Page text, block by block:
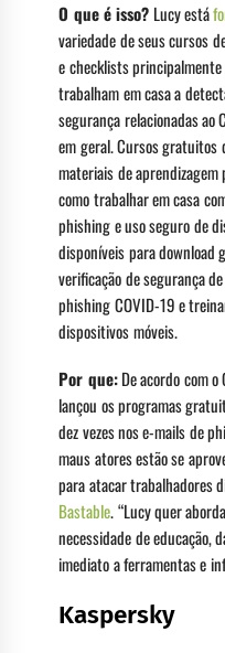
O que é isso? Lucy está
variedade de seus cursos
e checklists
trabalham em casa a
segurança relacionadas ao
em geral. Cursos
materiais de
como trabalhar em casa
phishing e uso seguro de
disponíveis para
verificação de segurança
phishing COVID-19 e
dispositivos móveis.
Por que:De acordo com o
lançou os programas
dez vezes nos e-mails de
maus atores estão se
para atacar trabalhadores
Bastable. “Lucy quer
necessidade de educação,
imediato a ferramentas e
Kaspersky